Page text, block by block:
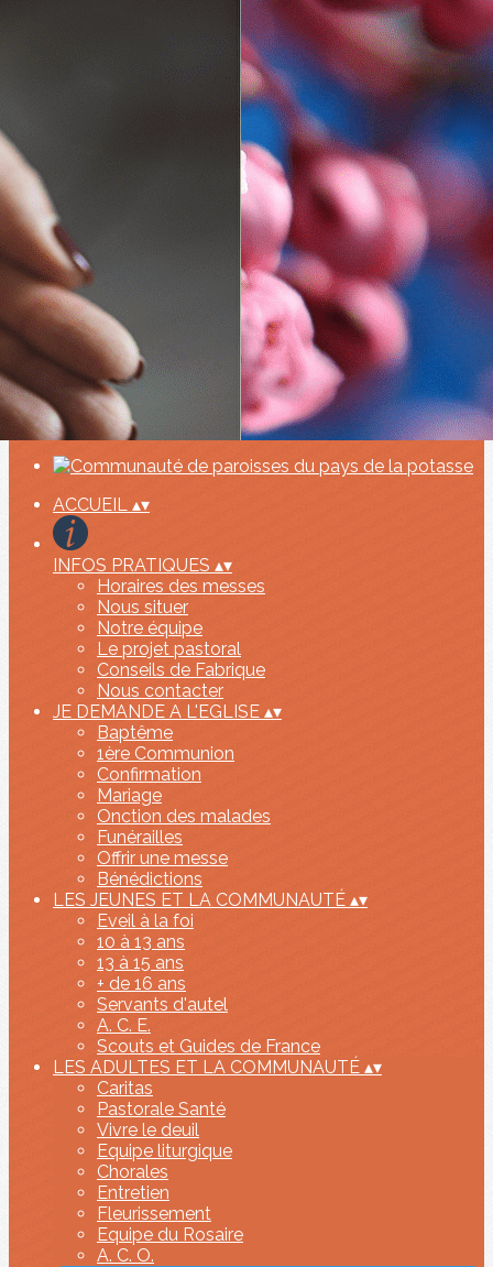
Exporter les lignes sélectionnées
Exporter toutes les colonnes
Exporter uniquement les colonnes affichées
>
Pastorale Santé
Vivre le deuil
Equipe liturgique
Chorales
Entretien
Fleurissement
Equipe du Rosaire
A. C. O.
Ajoutez un logo, un bouton, des réseaux sociaux
Cliquez pour éditer
ACCUEIL ▴▾
INFOS PRATIQUES ▴▾
Horaires des messes
Nous situer
Notre équipe
Le projet pastoral
Conseils de Fabrique
Nous contacter
JE DEMANDE A L'EGLISE ▴▾
Baptême
1ère Communion
Confirmation
Mariage
Onction des malades
Funérailles
Offrir une messe
Bénédictions
LES JEUNES ET LA COMMUNAUTÉ ▴▾
Eveil à la foi
10 à 13 ans
13 à 15 ans
+ de 16 ans
Servants d'autel
A. C. E.
Scouts et Guides de France
LES ADULTES ET LA COMMUNAUTÉ ▴▾
Caritas
Pastorale Santé
Vivre le deuil
Equipe liturgique
Chorales
Entretien
Fleurissement
Equipe du Rosaire
A. C. O.